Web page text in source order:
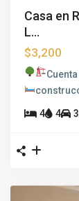
Casa en
L...
$3,200
4 4 3